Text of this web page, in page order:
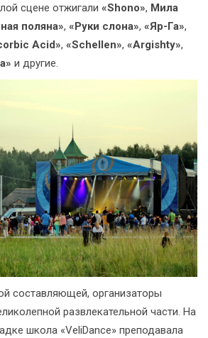
сцене отжигали «Shono», Мила
поляна», «Руки слона», «Яр-Га»,
Acid», «Schellen», «Argishty»,
и другие.
составляющей, организаторы
развлекательной части. На
школа «VeliDance» преподавала